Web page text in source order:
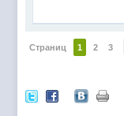
Страниц 1 2 3